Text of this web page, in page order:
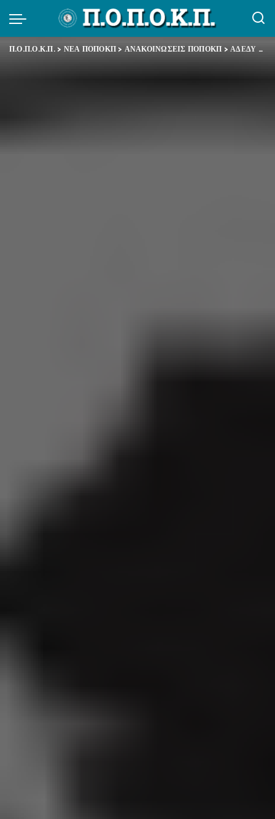
Π.Ο.Π.Ο.Κ.Π.> ΝΕΑ ΠΟΠΟΚΠ > ΑΝΑΚΟΙΝΩΣΕΙΣ ΠΟΠΟΚΠ >ΑΔΕΔΥ – Παναττική Στάση Εργασίας – Συλλαλητήριο ενόψει της δίκης της Χ.Α.